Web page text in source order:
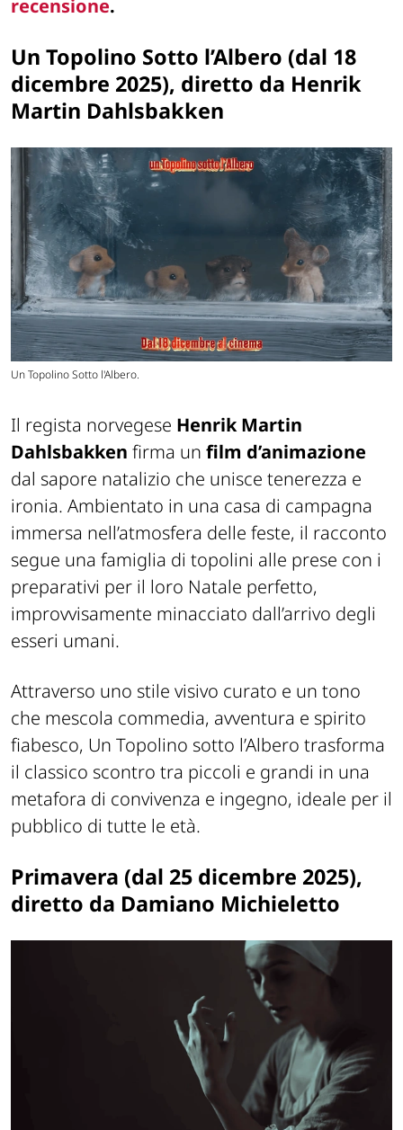
recensione.
Un Topolino Sotto l’Albero (dal 18
dicembre 2025), diretto da Henrik
Martin Dahlsbakken
Un Topolino Sotto l'Albero.
Il regista norvegese Henrik Martin
Dahlsbakken firma un film d’animazione
dal sapore natalizio che unisce tenerezza e
ironia. Ambientato in una casa di campagna
immersa nell’atmosfera delle feste, il racconto
segue una famiglia di topolini alle prese con i
preparativi per il loro Natale perfetto,
improvvisamente minacciato dall’arrivo degli
esseri umani.
Attraverso uno stile visivo curato e un tono
che mescola commedia, avventura e spirito
fiabesco, Un Topolino sotto l’Albero trasforma
il classico scontro tra piccoli e grandi in una
metafora di convivenza e ingegno, ideale per il
pubblico di tutte le età.
Primavera (dal 25 dicembre 2025),
diretto da Damiano Michieletto